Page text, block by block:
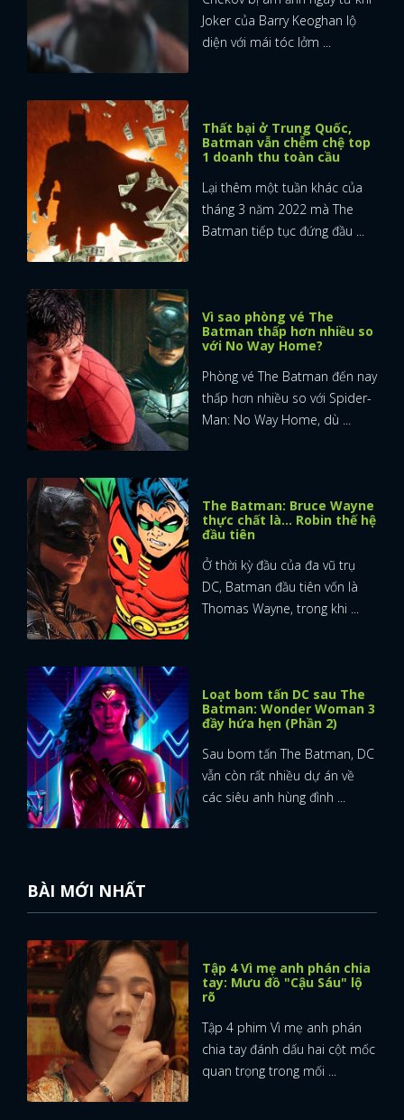
Joker của Barry Keoghan lộ
diện với mái tóc lởm ...
Thất bại ở Trung Quốc,
Batman vẫn chễm chệ top
1 doanh thu toàn cầu
Lại thêm một tuần khác của
tháng 3 năm 2022 mà The
Batman tiếp tục đứng đầu ...
Vì sao phòng vé The
Batman thấp hơn nhiều so
với No Way Home?
Phòng vé The Batman đến nay
thấp hơn nhiều so với Spider-
Man: No Way Home, dù ...
The Batman: Bruce Wayne
thực chất là… Robin thế hệ
đầu tiên
Ở thời kỳ đầu của đa vũ trụ
DC, Batman đầu tiên vốn là
Thomas Wayne, trong khi ...
Loạt bom tấn DC sau The
Batman: Wonder Woman 3
đầy hứa hẹn (Phần 2)
Sau bom tấn The Batman, DC
vẫn còn rất nhiều dự án về
các siêu anh hùng đình ...
BÀI MỚI NHẤT
Tập 4 Vì mẹ anh phán chia
tay: Mưu đồ "Cậu Sáu" lộ
rõ
Tập 4 phim Vì mẹ anh phán
chia tay đánh dấu hai cột mốc
quan trọng trong mối ...